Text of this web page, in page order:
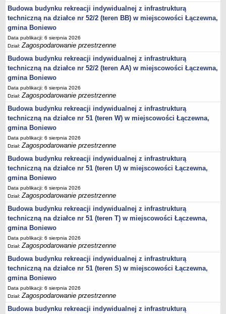
Zestawienie przedsiębiorców w zakresie opróżniania zbiorników
bezodpływowych lub osadników
AKTUALNOŚCI GMINY BONIEWO
FINANSE GMINY
Majątek gminy
Budżet
sprawozdania z wykonania budżetu
Plan postępowań na 2026 rok
Plan postępowań o udzielenie zamówień na rok 2025
Plan postępowań na rok 2024
Plan postępowań o udzielenie zamówień na rok 2023
Plan postępowań o udzielenie zamówień na rok 2022
Plan postępowań w 2021 roku
Plan postępowań o udzielenie zamówień w 2020 roku
Plan postępowań o udzielenie zamówień na 2019
Plan postępowań o udzielenie zamówień w 2018 roku
Plan postępowań o udzielenie zamówień w 2017 roku
Dług publiczny, Pomoc publiczna
Realizacja inwestycji
przetargi
Konkursy
elektronizacja zamówień publicznych
zamówienia do 170 000 PLN
PRAWO LOKALNE
Statut
Budowa budynku rekreacji indywidualnej z infrastrukturą
techniczną na działce nr 52/2 (teren BB) w miejscowości Łączewna,
gmina Boniewo
Data publikacji: 6 sierpnia 2026
Dział:Zagospodarowanie przestrzenne
Budowa budynku rekreacji indywidualnej z infrastrukturą
techniczną na działce nr 52/2 (teren AA) w miejscowości Łączewna,
gmina Boniewo
Data publikacji: 6 sierpnia 2026
Dział:Zagospodarowanie przestrzenne
Budowa budynku rekreacji indywidualnej z infrastrukturą
techniczną na działce nr 51 (teren W) w miejscowości Łączewna,
gmina Boniewo
Data publikacji: 6 sierpnia 2026
Dział:Zagospodarowanie przestrzenne
Budowa budynku rekreacji indywidualnej z infrastrukturą
techniczną na działce nr 51 (teren U) w miejscowości Łączewna,
gmina Boniewo
Data publikacji: 6 sierpnia 2026
Dział:Zagospodarowanie przestrzenne
Budowa budynku rekreacji indywidualnej z infrastrukturą
techniczną na działce nr 51 (teren T) w miejscowości Łączewna,
gmina Boniewo
Data publikacji: 6 sierpnia 2026
Dział:Zagospodarowanie przestrzenne
Budowa budynku rekreacji indywidualnej z infrastrukturą
techniczną na działce nr 51 (teren S) w miejscowości Łączewna,
gmina Boniewo
Data publikacji: 6 sierpnia 2026
Dział:Zagospodarowanie przestrzenne
Budowa budynku rekreacji indywidualnej z infrastrukturą